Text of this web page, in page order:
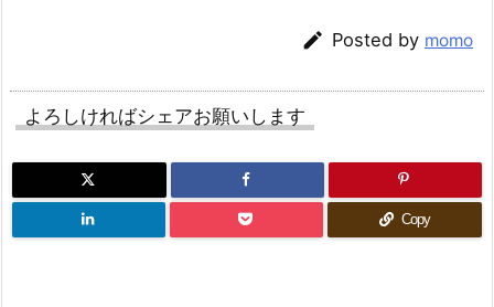
 Posted by momo
よろしければシェアお願いします
Copy